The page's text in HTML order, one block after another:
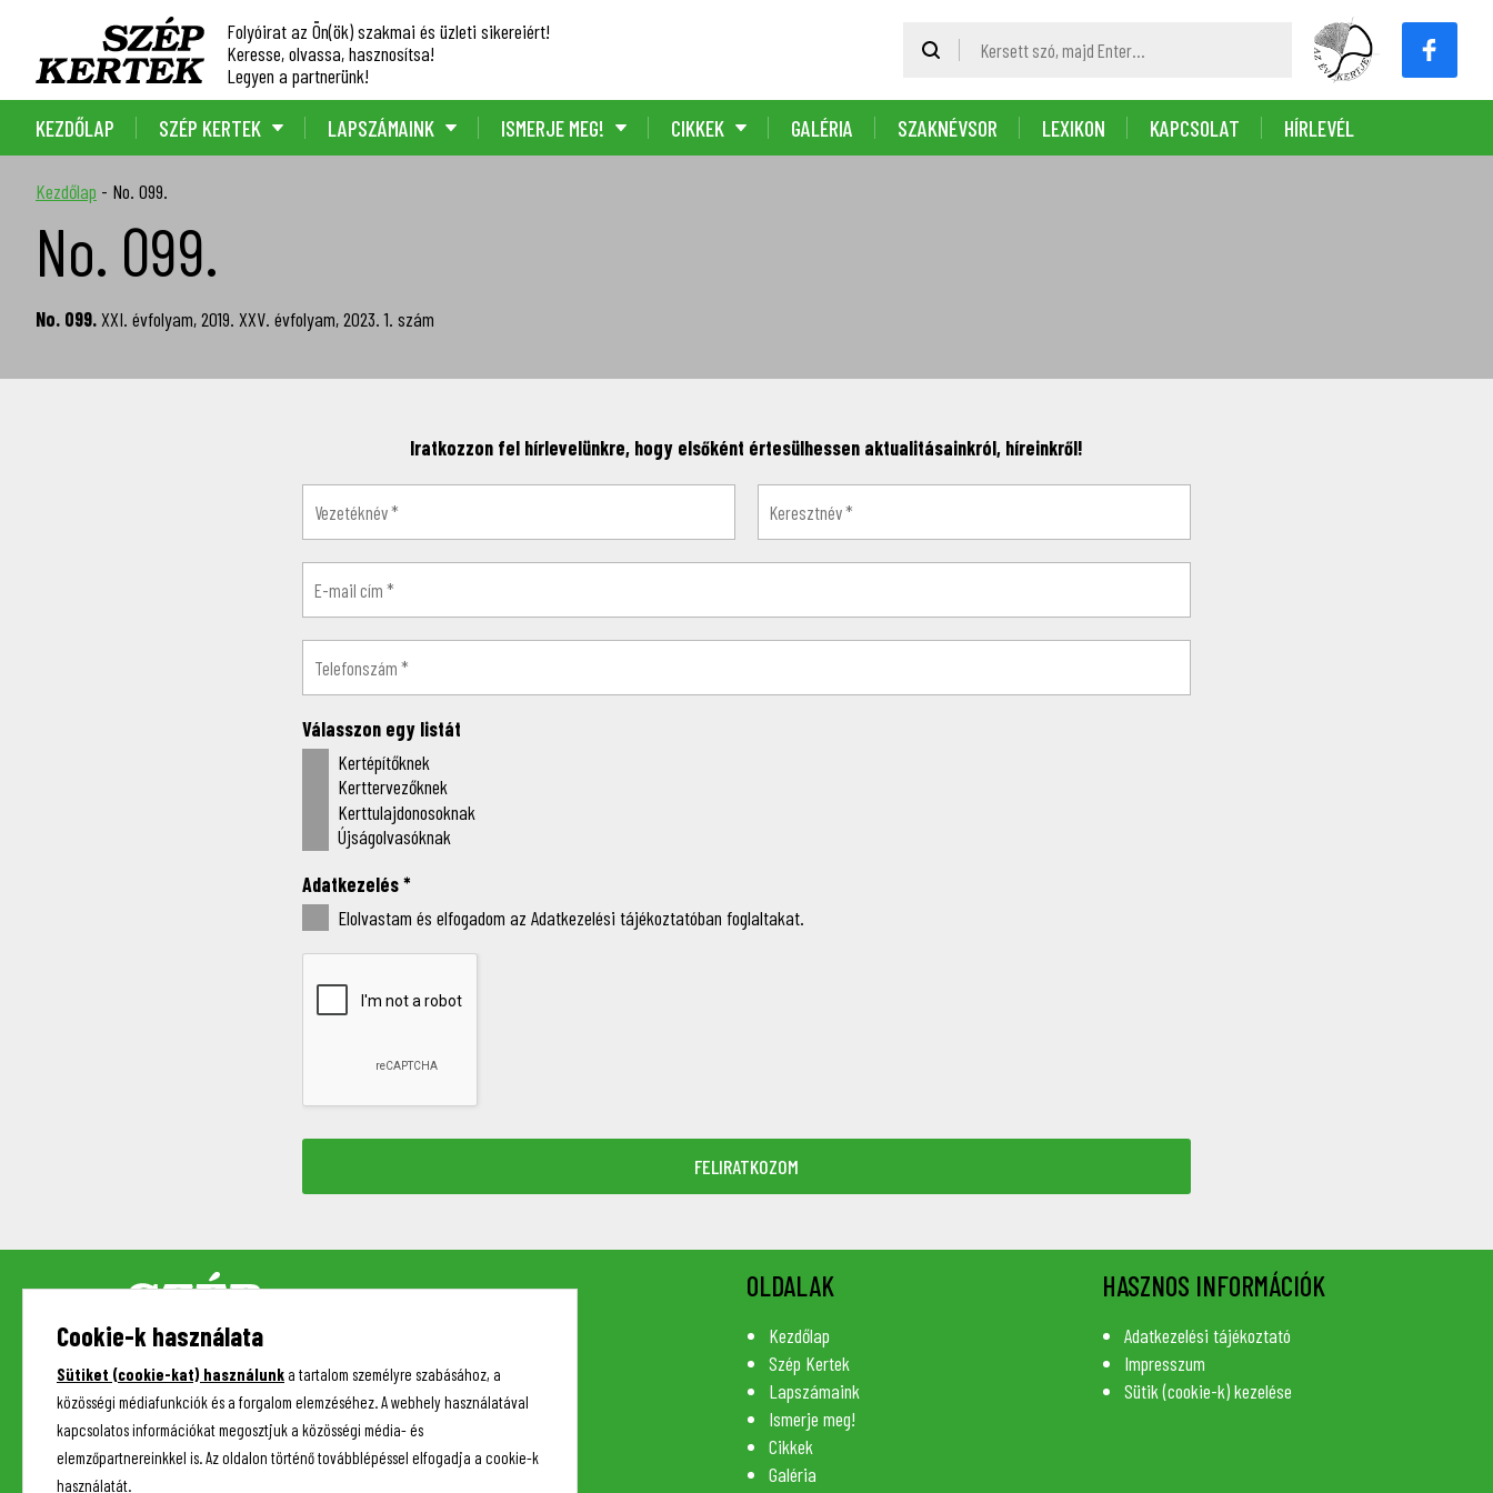
Folyóirat az Ön(ök) szakmai és üzleti sikereiért!
Keresse, olvassa, hasznosítsa!
Legyen a partnerünk!
KEZDŐLAP SZÉP KERTEK LAPSZÁMAINK ISMERJE MEG! CIKKEK GALÉRIA SZAKNÉVSOR LEXIKON KAPCSOLAT HÍRLEVÉL
Kezdőlap - No. 099.
No. 099.
No. 099.XXI. évfolyam, 2019. XXV. évfolyam, 2023. 1. szám
Iratkozzon fel hírlevelünkre, hogy elsőként értesülhessen aktualitásainkról, híreinkről!
Válasszon egy listát
Kertépítőknek
Kerttervezőknek
Kerttulajdonosoknak
Újságolvasóknak
Adatkezelés*
Elolvastam és elfogadom az Adatkezelési tájékoztatóban foglaltakat.
OLDALAK
Kezdőlap
Szép Kertek
Lapszámaink
Ismerje meg!
Cikkek
Galéria
HASZNOS INFORMÁCIÓK
Adatkezelési tájékoztató
Impresszum
Sütik (cookie-k) kezelése
Cookie-k használata
Sütiket (cookie-kat) használunk a tartalom személyre szabásához, a
közösségi médiafunkciók és a forgalom elemzéséhez. A webhely használatával
kapcsolatos információkat megosztjuk a közösségi média- és
elemzőpartnereinkkel is. Az oldalon történő továbblépéssel elfogadja a cookie-k
használatát.